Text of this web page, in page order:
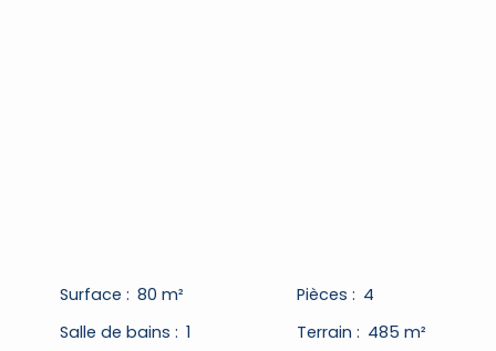
Surface : 80 m² Pièces : 4
Salle de bains : 1 Terrain : 485 m²